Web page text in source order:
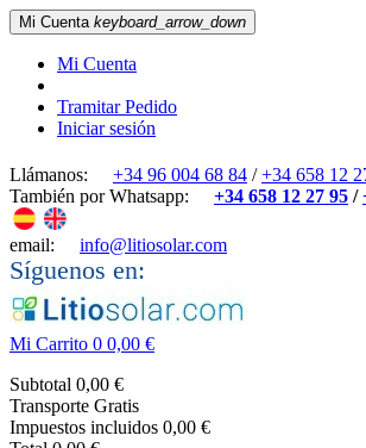
Mi Cuenta keyboard_arrow_down
Mi Cuenta
Tramitar Pedido
Iniciar sesión
Llámanos: +34 96 004 68 84 /+34 658 12
También por Whatsapp:
+34 658 12 27 95 /
email: info@litiosolar.com
Síguenos en:
Mi Carrito 0 0,00 €
Subtotal 0,00 €
Transporte Gratis
Impuestos incluidos 0,00 €